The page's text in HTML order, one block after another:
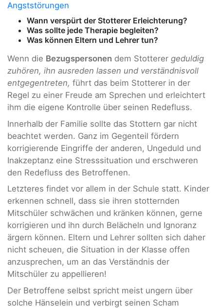
Angststörungen
Wann verspürt der Stotterer Erleichterung?
Was sollte jede Therapie begleiten?
Was können Eltern und Lehrer tun?
Wenn die Bezugspersonen dem Stotterer geduldig
zuhören, ihn ausreden lassen und verständnisvoll
entgegentreten, führt das beim Stotterer in der
Regel zu einer Freude am Sprechen und erleichtert
ihm die eigene Kontrolle über seinen Redefluss.
Innerhalb der Familie sollte das Stottern gar nicht
beachtet werden. Ganz im Gegenteil fördern
korrigierende Eingriffe der anderen, Ungeduld und
Inakzeptanz eine Stresssituation und erschweren
den Redefluss des Betroffenen.
Letzteres findet vor allem in der Schule statt. Kinder
erkennen schnell, dass sie ihren stotternden
Mitschüler schwächen und kränken können, gerne
korrigieren und ihn durch Belächeln und Ignoranz
ärgern können. Eltern und Lehrer sollten sich daher
nicht scheuen, die Situation in der Klasse offen
anzusprechen, um an das Verständnis der
Mitschüler zu appellieren!
Der Betroffene selbst spricht meist ungern über
solche Hänselein und verbirgt seinen Scham